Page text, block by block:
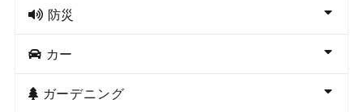
防災
カー
ガーデニング